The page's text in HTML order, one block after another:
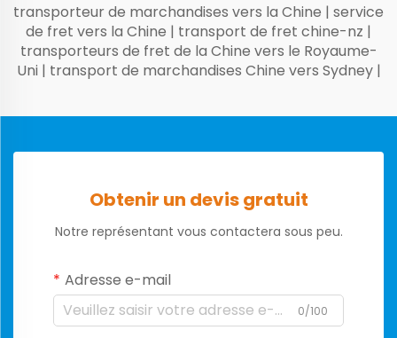
transporteur de marchandises vers la Chine | service
de fret vers la Chine | transport de fret chine-nz |
transporteurs de fret de la Chine vers le Royaume-
Uni | transport de marchandises Chine vers Sydney |
Obtenir un devis gratuit
Notre représentant vous contactera sous peu.
Adresse e-mail
0/100